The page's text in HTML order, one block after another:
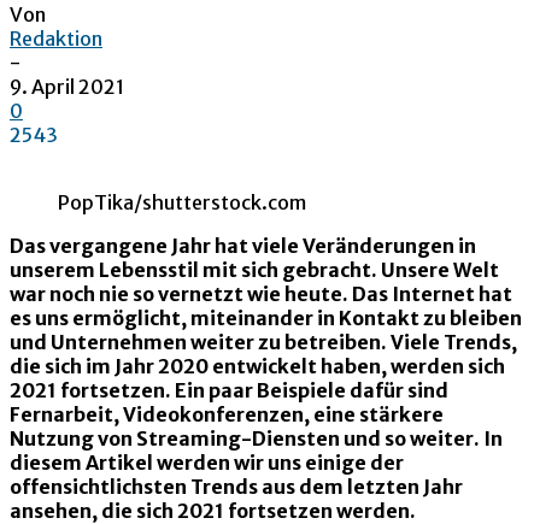
Von
Redaktion
-
9. April 2021
0
2543
PopTika/shutterstock.com
Das vergangene Jahr hat viele Veränderungen in
unserem Lebensstil mit sich gebracht. Unsere Welt
war noch nie so vernetzt wie heute. Das Internet hat
es uns ermöglicht, miteinander in Kontakt zu bleiben
und Unternehmen weiter zu betreiben. Viele Trends,
die sich im Jahr 2020 entwickelt haben, werden sich
2021 fortsetzen. Ein paar Beispiele dafür sind
Fernarbeit, Videokonferenzen, eine stärkere
Nutzung von Streaming-Diensten und so weiter. In
diesem Artikel werden wir uns einige der
offensichtlichsten Trends aus dem letzten Jahr
ansehen, die sich 2021 fortsetzen werden.